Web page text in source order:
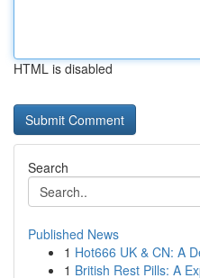
HTML is disabled
Search
Published News
1 Hot666 UK & CN: A
1 British Rest Pills: A